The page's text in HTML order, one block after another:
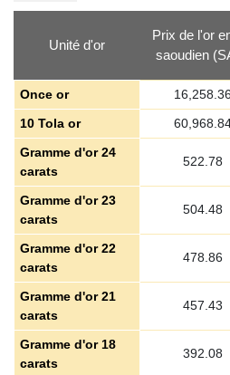
Unité d'or
Prix de l'or
saoudien
Once or 16,258.36
10 Tola or
Gramme d'or 24
carats
522.78
Gramme d'or 23
carats
504.48
Gramme d'or 22
carats
478.86
Gramme d'or 21
carats
457.43
Gramme d'or 18
carats
392.08